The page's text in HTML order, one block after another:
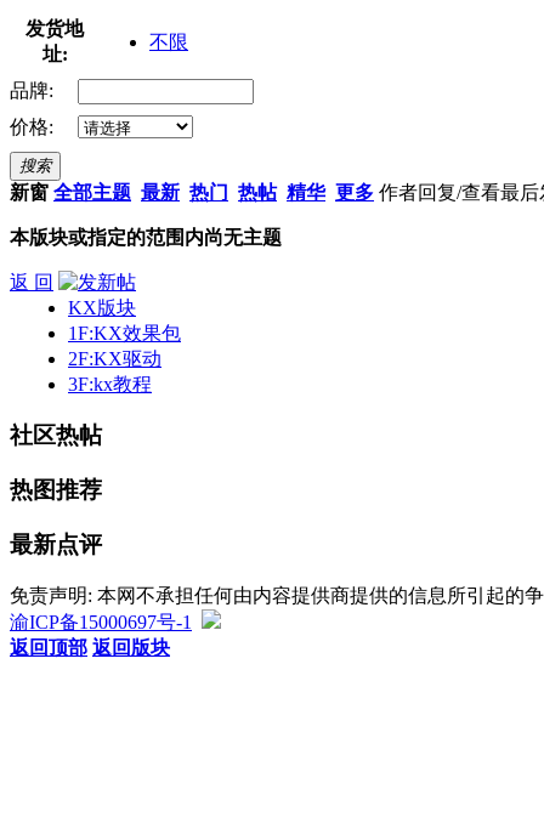
发货地
址:
不限
品牌:
价格:
搜索
新窗 全部主题 最新 热门 热帖 精华 更多 作者回复/查看最后
本版块或指定的范围内尚无主题
返 回
KX版块
1F:KX效果包
2F:KX驱动
3F:kx教程
社区热帖
热图推荐
最新点评
免责声明: 本网不承担任何由内容提供商提供的信息所引起的
渝ICP备15000697号-1
返回顶部 返回版块